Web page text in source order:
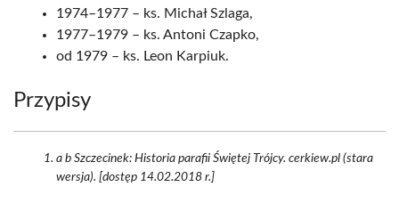
1974–1977 – ks. Michał Szlaga,
1977–1979 – ks. Antoni Czapko,
od 1979 – ks. Leon Karpiuk.
Przypisy
a b Szczecinek: Historia parafii Świętej Trójcy. cerkiew.pl (stara
wersja). [dostęp 14.02.2018 r.]